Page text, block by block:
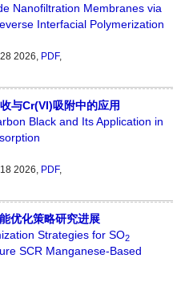
Nanofiltration Membranes via
Interfacial Polymerization
2026, PDF,
与Cr(VI)吸附中的应用
Black and Its Application in
2026, PDF,
优化策略研究进展
Strategies for SO2
SCR Manganese-Based